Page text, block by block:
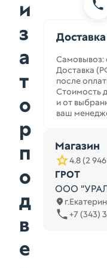
и
з
а
т
о
р
п
о
д
в
е
Самовывоз:
Доставка
после
Стоимость
и от
ваш
Магазин
4.8 (2
ГРОТ
ООО
+7 (343)